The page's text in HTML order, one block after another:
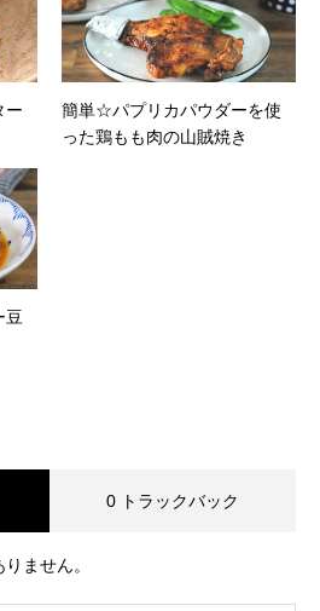
ー
簡単☆パプリカパウダーを使
った鶏もも肉の山賊焼き
豆
0 トラックバック
ません。